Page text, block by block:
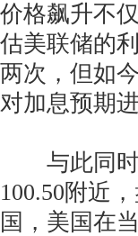
价格飙升不
估美联储的
两次，但如
对加息预期
与此同时
100.50附近
国，美国在